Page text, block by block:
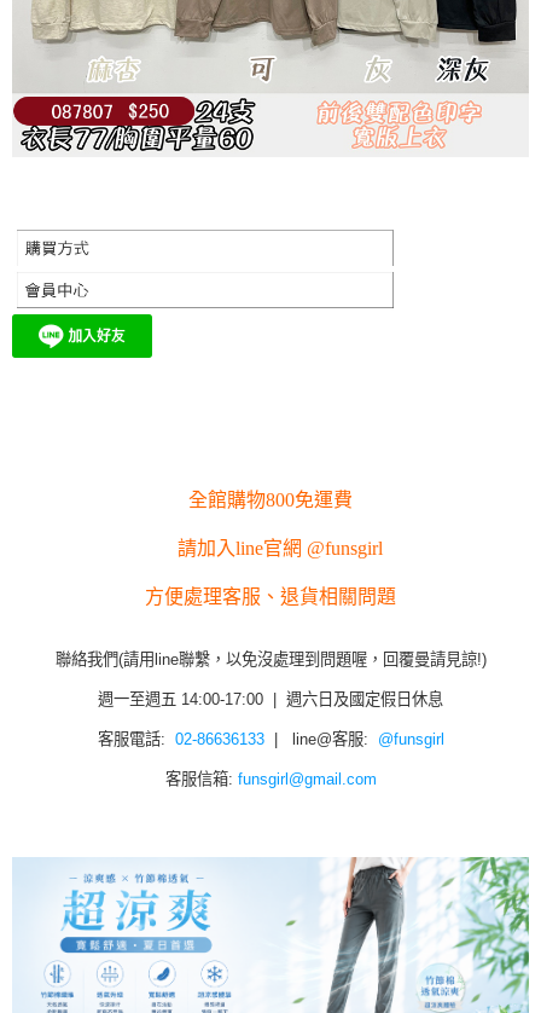
全館購物800免運費
請加入line官網 @funsgirl
方便處理客服、退貨相關問題
聯絡我們(請用line聯繫，以免沒處理到問題喔，回覆曼請見諒!)
週一至週五 14:00-17:00 | 週六日及國定假日休息
客服電話: 02-86636133| line@客服: @funsgirl
客服信箱: funsgirl@gmail.com